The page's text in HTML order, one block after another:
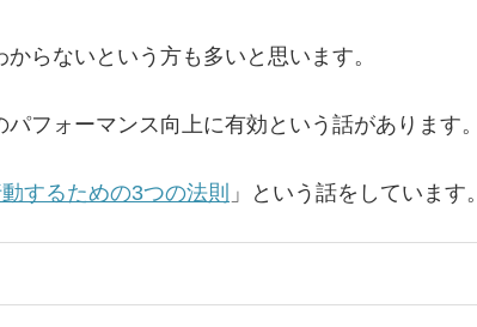
らないという方も多いと思います。
フォーマンス向上に有効という話があります。
するための3つの法則 」という話をしています。